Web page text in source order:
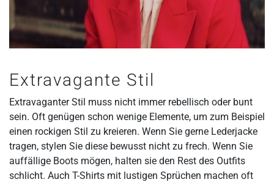
Extravagante Stil
Extravaganter Stil muss nicht immer rebellisch oder bunt
sein. Oft genügen schon wenige Elemente, um zum Beispiel
einen rockigen Stil zu kreieren. Wenn Sie gerne Lederjacke
tragen, stylen Sie diese bewusst nicht zu frech. Wenn Sie
auffällige Boots mögen, halten sie den Rest des Outfits
schlicht. Auch T-Shirts mit lustigen Sprüchen machen oft